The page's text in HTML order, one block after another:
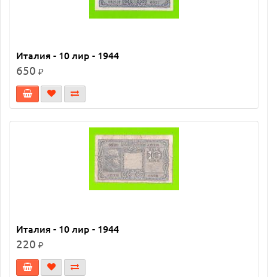
Италия - 10 лир - 1944
650 ₽
Италия - 10 лир - 1944
220 ₽